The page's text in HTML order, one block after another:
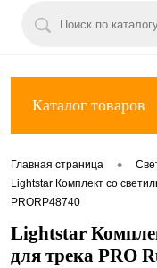
Каталог товаров
Главная страница •
Lightstar Комплект со
PRORP48740
Lightstar
для трека PRO